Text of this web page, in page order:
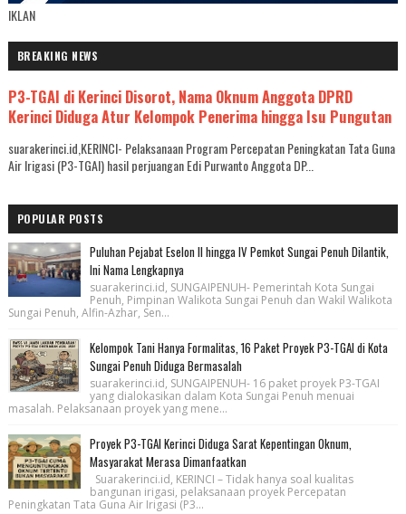
IKLAN
BREAKING NEWS
P3-TGAI di Kerinci Disorot, Nama Oknum Anggota DPRD
Kerinci Diduga Atur Kelompok Penerima hingga Isu Pungutan
suarakerinci.id,KERINCI- Pelaksanaan Program Percepatan Peningkatan Tata Guna
Air Irigasi (P3-TGAI) hasil perjuangan Edi Purwanto Anggota DP...
POPULAR POSTS
Puluhan Pejabat Eselon II hingga IV Pemkot Sungai Penuh Dilantik,
Ini Nama Lengkapnya
suarakerinci.id, SUNGAIPENUH- Pemerintah Kota Sungai
Penuh, Pimpinan Walikota Sungai Penuh dan Wakil Walikota
Sungai Penuh, Alfin-Azhar, Sen...
Kelompok Tani Hanya Formalitas, 16 Paket Proyek P3-TGAI di Kota
Sungai Penuh Diduga Bermasalah
suarakerinci.id, SUNGAIPENUH- 16 paket proyek P3-TGAI
yang dialokasikan dalam Kota Sungai Penuh menuai
masalah. Pelaksanaan proyek yang mene...
Proyek P3-TGAI Kerinci Diduga Sarat Kepentingan Oknum,
Masyarakat Merasa Dimanfaatkan
Suarakerinci.id, KERINCI – Tidak hanya soal kualitas
bangunan irigasi, pelaksanaan proyek Percepatan
Peningkatan Tata Guna Air Irigasi (P3...